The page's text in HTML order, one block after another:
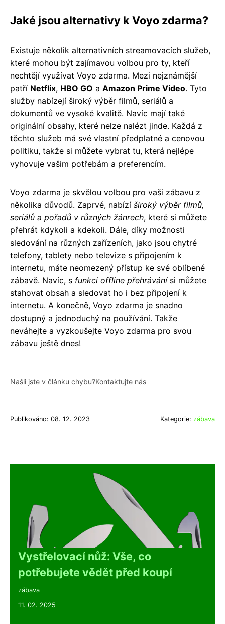
Jaké jsou alternativy k Voyo zdarma?
Existuje několik alternativních streamovacích služeb,
které mohou být zajímavou volbou pro ty, kteří
nechtějí využívat Voyo zdarma. Mezi nejznámější
patří Netflix, HBO GO a Amazon Prime Video. Tyto
služby nabízejí široký výběr filmů, seriálů a
dokumentů ve vysoké kvalitě. Navíc mají také
originální obsahy, které nelze nalézt jinde. Každá z
těchto služeb má své vlastní předplatné a cenovou
politiku, takže si můžete vybrat tu, která nejlépe
vyhovuje vašim potřebám a preferencím.
Voyo zdarma je skvělou volbou pro vaši zábavu z
několika důvodů. Zaprvé, nabízí široký výběr filmů,
seriálů a pořadů v různých žánrech, které si můžete
přehrát kdykoli a kdekoli. Dále, díky možnosti
sledování na různých zařízeních, jako jsou chytré
telefony, tablety nebo televize s připojením k
internetu, máte neomezený přístup ke své oblíbené
zábavě. Navíc, s funkcí offline přehrávánísi můžete
stahovat obsah a sledovat ho i bez připojení k
internetu. A konečně, Voyo zdarma je snadno
dostupný a jednoduchý na používání. Takže
neváhejte a vyzkoušejte Voyo zdarma pro svou
zábavu ještě dnes!
Našli jste v článku chybu?Kontaktujte nás
Publikováno: 08. 12. 2023 Kategorie: zábava
Vystřelovací nůž: Vše, co
potřebujete vědět před koupí
zábava
11. 02. 2025